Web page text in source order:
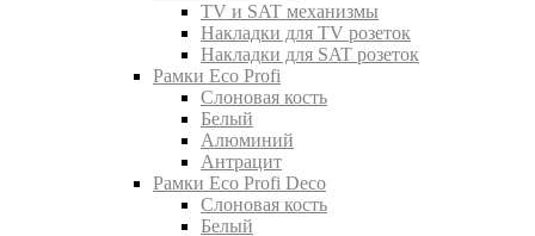
TV и SAT механизмы
Накладки для TV розеток
Накладки для SAT розеток
Рамки Eco Profi
Слоновая кость
Белый
Алюминий
Антрацит
Рамки Eco Profi Deco
Слоновая кость
Белый